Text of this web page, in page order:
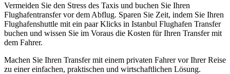
Vermeiden Sie den Stress des Taxis und buchen Sie Ihren
Flughafentransfer vor dem Abflug. Sparen Sie Zeit, indem Sie Ihren
Flughafenshuttle mit ein paar Klicks in Istanbul Flughafen Transfer
buchen und wissen Sie im Voraus die Kosten für Ihren Transfer mit
dem Fahrer.
Machen Sie Ihren Transfer mit einem privaten Fahrer vor Ihrer Reise
zu einer einfachen, praktischen und wirtschaftlichen Lösung.